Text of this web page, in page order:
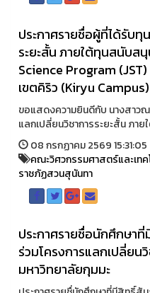
ประกาศรายชื่อผู้ที่ได้รับทุ
ระยะสั้น ภายใต้ทุนสนับส
Science Program
เขตคิริว (Kiryu
ขอแสดงความยินดีกับ นางสาว
แลกเปลี่ยนวิชาการระยะสั้น ภาย
08 กรกฏาคม 2569 15:31:05
คณะวิศวกรรมศาสตร์และเท
ราชภัฏสวนสุนันทา
ประกาศรายชื่อนักศึกษา
ร่วมโครงการแลกเปลี่ยน
มหาวิทยาลัยกุมมะ